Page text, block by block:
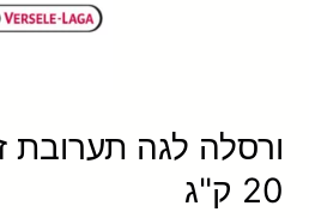
ורסלה לגה תערובת
20 ק"ג